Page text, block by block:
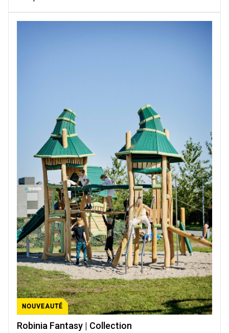
NOUVEAUTÉ
Robinia Fantasy | Collection